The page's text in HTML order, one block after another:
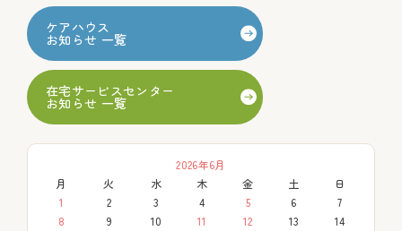
ケアハウス
お知らせ 一覧
在宅サービスセンター
お知らせ 一覧
2026年6月
月
火 水 木 金 土 日
1 2 3 4 5 6
7
8
9 10 11 12 13
14